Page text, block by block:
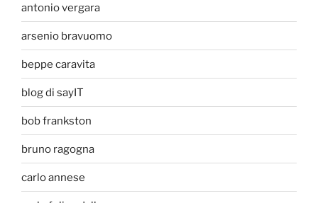
antonio vergara
arsenio bravuomo
beppe caravita
blog di sayIT
bob frankston
bruno ragogna
carlo annese